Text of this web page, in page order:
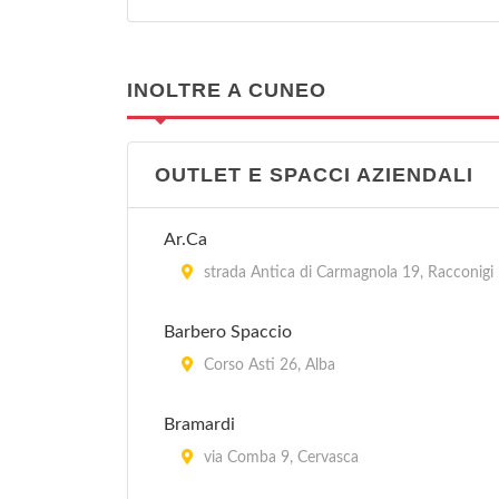
INOLTRE A CUNEO
OUTLET E SPACCI AZIENDALI
Ar.Ca
strada Antica di Carmagnola 19, Racconigi
Barbero Spaccio
Corso Asti 26, Alba
Bramardi
via Comba 9, Cervasca